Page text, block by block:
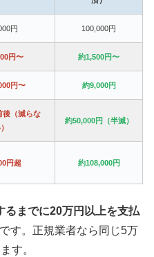
円 100,000円
円〜 約1,500円〜
円〜 約9,000円
後（減らな
約50,000円（半減）
円超 約108,000円
るまでに20万円以上を支払
す。正規業者なら同じ5万
す。